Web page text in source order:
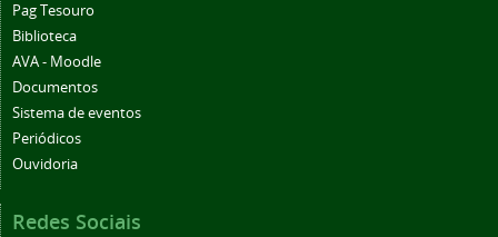
Pag Tesouro
Biblioteca
AVA - Moodle
Documentos
Sistema de eventos
Periódicos
Ouvidoria
Redes Sociais